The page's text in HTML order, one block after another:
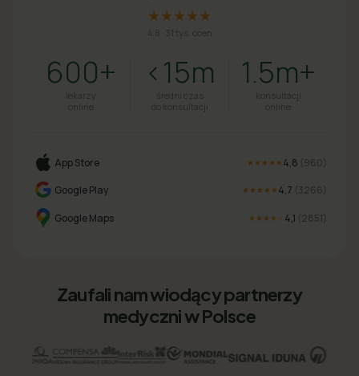
★★★★★
4.8 31 tys. ocen
600+
lekarzy
online
<15m
średni czas
do konsultacji
1.5m+
konsultacji
online
App Store ★★★★★ 4,8 (960
Google Play
★★★★★ 4,7 (3266
Google Maps ★★★★ 4,1 (2851
Zaufali nam wiodący partnerzy
medyczni w Polsce